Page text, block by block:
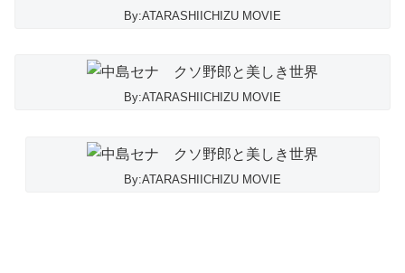
By:ATARASHIICHIZU MOVIE
By:ATARASHIICHIZU MOVIE
By:ATARASHIICHIZU MOVIE